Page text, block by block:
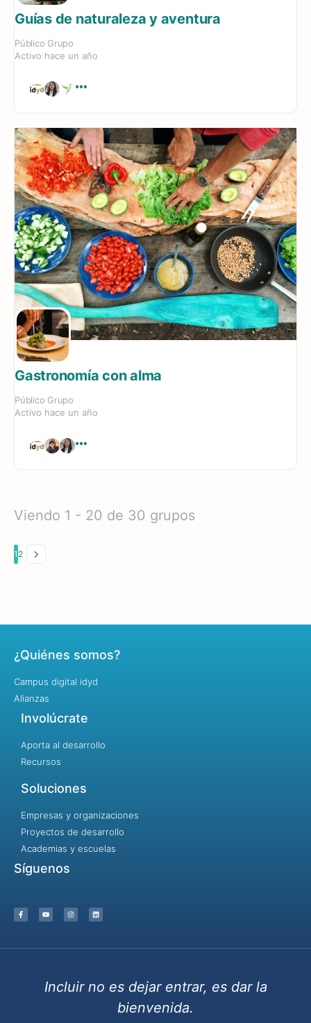
Guías de naturaleza y aventura
Público Grupo
Activo hace un año
Gastronomía con alma
Público Grupo
Activo hace un año
Viendo 1 - 20 de 30 grupos
1 2
¿Quiénes somos?
Campus digital idyd
Alianzas
Involúcrate
Aporta al desarrollo
Recursos
Soluciones
Empresas y organizaciones
Proyectos de desarrollo
Academias y escuelas
Síguenos
Incluir no es dejar entrar, es dar la
bienvenida.